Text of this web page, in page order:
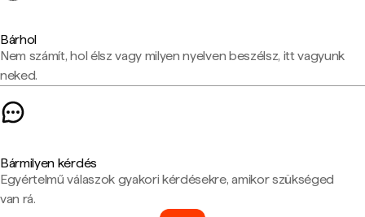
Bárhol
Nem számít, hol élsz vagy milyen nyelven beszélsz, itt vagyunk
neked.
Bármilyen kérdés
Egyértelmű válaszok gyakori kérdésekre, amikor szükséged
van rá.